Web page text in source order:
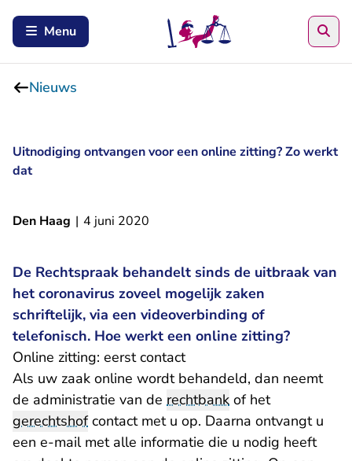
Menu
Nieuws
Uitnodiging ontvangen voor een online zitting? Zo werkt
dat
Den Haag | 4 juni 2020
De Rechtspraak behandelt sinds de uitbraak van
het coronavirus zoveel mogelijk zaken
schriftelijk, via een videoverbinding of
telefonisch. Hoe werkt een online zitting?
Online zitting: eerst contact
Als uw zaak online wordt behandeld, dan neemt
de administratie van de rechtbank of het
gerechtshofcontact met u op. Daarna ontvangt u
een e-mail met alle informatie die u nodig heeft